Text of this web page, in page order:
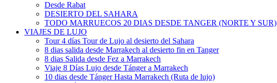
Desde Rabat
DESIERTO DEL SAHARA
TODO MARRUECOS 20 DIAS DESDE TANGER (NORTE Y SUR)
VIAJES DE LUJO
Tour 4 días Tour de Lujo al desierto del Sahara
8 dias salida desde Marrakech al desierto fin en Tanger
8 dias Salida desde Fez a Marrakech
Viaje 8 Días Lujo desde Tánger a Marrakech
10 dias desde Tánger Hasta Marrakech (Ruta de lujo)